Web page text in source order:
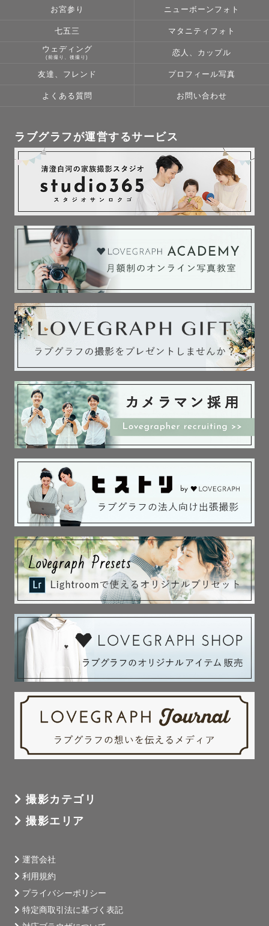
よく頑張ったことも、今のたいせつなことも。
日常に散りばめられた、当たり前すぎて流れていく一瞬一
その“しあわせな瞬間”を、未来の皆さまへのとっておきの
プレゼントにするお手伝いをさせてください✉️
温度までよみがえるような、そんな写真をお届けできるよ
う心がけています。
- - - - - - - - - - - - - - - - - - - - - - - - - - - - - - - - -
-
🧸┊︎わたし
香川出身・徳島在住の２児のママです。
看護師経験があり、幅広い年齢の方と和やかにお話するこ
とが大好きです🌷
看護師として培ったホスピタリティを活かし、撮影そのも
のが“しあわせな時間”として心に残るような関わりを大切
にしています。
また、これまで 親族含むたくさんの子どもたちに囲まれて
生活してきたこともあり
泣いちゃっても、人見知りでも大丈夫◎
遊びながら自然な笑顔を引き出します🐰
動物も大好きで、犬・猫・ハムスターなどたくさんの子た
大切なご家族（ペット）との撮影も大歓迎です🐾
① スタンダードプランをご指名の場合は “100枚以上” 納
品！
「もっと見たい…」が生まれないよう、たっぷりバリエー
※撮影時間が短くなった際は難しい場合もございます。
おうち撮影用チュールなど
○撮影地
主に徳島県で撮影しておりますが、土日祝は香川県での撮
影も可能です。
お宮参り ニューボーンフォト
七五三 マタニティフォト
ウェディング
(前撮り、後撮り)
恋人、カップル
友達、フレンド プロフィール写真
よくある質問 お問い合わせ
ラブグラフが運営するサービス
撮影カテゴリ
撮影エリア
運営会社
利用規約
プライバシーポリシー
特定商取引法に基づく表記